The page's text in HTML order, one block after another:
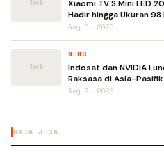
Xiaomi TV S Mini LED
Hadir hingga Ukuran 98
Aug 6, 2026
NEWS
Indosat dan NVIDIA
Raksasa di Asia-Pasifik
Aug 7, 2026
BACA JUGA